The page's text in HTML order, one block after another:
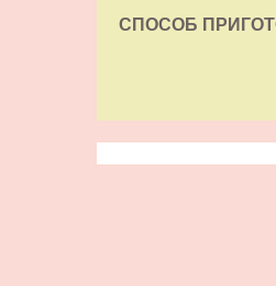
СПОСОБ